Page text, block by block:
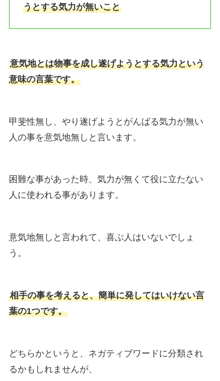
うとする気力が無いこと
意気地とは物事を成し遂げようとする気力という
意味の言葉です。
甲斐性無し、やり遂げようとがんばる気力が無い
人の事を意気地無しと言います。
困難な事があった時、気力が無くて役に立たない
人に使われる事があります。
意気地無しと言われて、喜ぶ人はいないでしょ
う。
相手の事を考えると、簡単に発してはいけない言
葉の1つです。
どちらかというと、ネガティブワードに分類され
るかもしれませんが、